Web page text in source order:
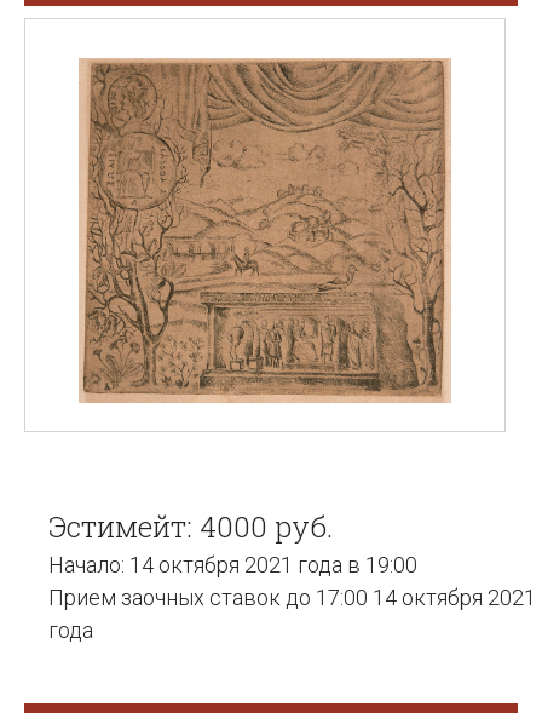
Эстимейт: 4000 руб.
Начало: 14 октября 2021 года в 19:00
Прием заочных ставок до 17:00 14 октября 2021
года